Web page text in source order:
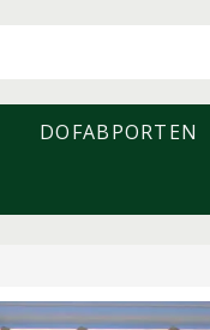
DOFABPORTEN